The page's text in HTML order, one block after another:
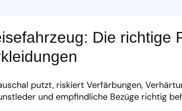
Die richtige
putzt, riskiert Verfärbungen,
und empfindliche Bezüge richtig